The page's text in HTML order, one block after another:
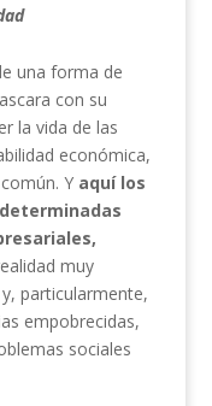
una forma de
con su
la vida de las
económica,
Y aquí los
muy
particularmente,
empobrecidas,
sociales